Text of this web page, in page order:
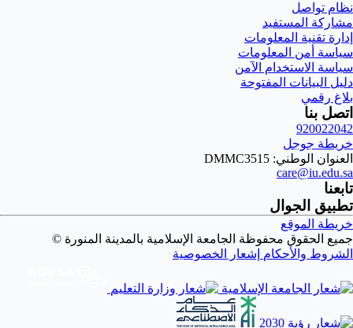
نظام تواصل
مشاركة المستفيد
إدارة تقنية المعلومات
سياسة أمن المعلومات
سياسة الاستخدام الآمن
دليل البيانات المفتوحة
بلاغ رقمي
اتصل بنا
920022042
خريطة جوجل
العنوان الوطني: DMMC3515
care@iu.edu.sa
تابعنا
تطبيق الجوال
خريطة الموقع
جميع الحقوق محفوظة الجامعة الإسلامية بالمدينة المنورة ©
الشروط والأحكام إشعار الخصوصية